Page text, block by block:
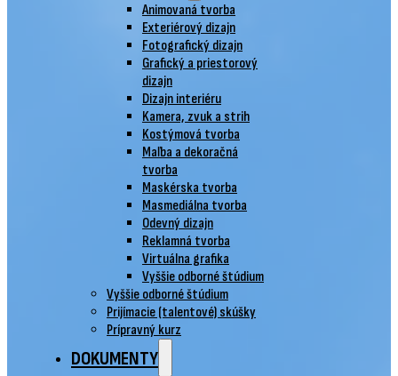
Animovaná tvorba
Exteriérový dizajn
Fotografický dizajn
Grafický a priestorový
dizajn
Dizajn interiéru
Kamera, zvuk a strih
Kostýmová tvorba
Maľba a dekoračná
tvorba
Maskérska tvorba
Masmediálna tvorba
Odevný dizajn
Reklamná tvorba
Virtuálna grafika
Vyššie odborné štúdium
Vyššie odborné štúdium
Prijímacie (talentové) skúšky
Prípravný kurz
DOKUMENTY